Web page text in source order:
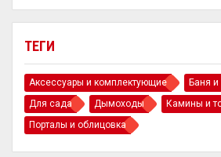
ТЕГИ
Аксессуары и комплектующие
Баня и
Для сада
Дымоходы Камины и
Порталы и облицовка